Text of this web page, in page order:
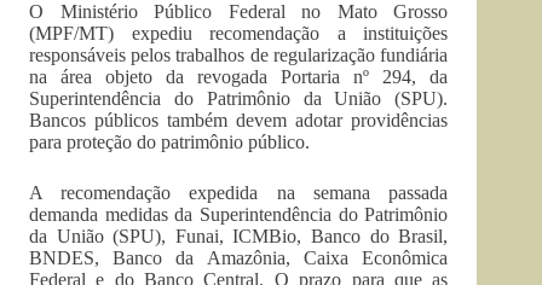
O Ministério Público Federal no Mato Grosso
(MPF/MT) expediu recomendação a instituições
responsáveis pelos trabalhos de regularização fundiária
na área objeto da revogada Portaria nº 294, da
Superintendência do Patrimônio da União (SPU).
Bancos públicos também devem adotar providências
para proteção do patrimônio público.
A recomendação expedida na semana passada
demanda medidas da Superintendência do Patrimônio
da União (SPU), Funai, ICMBio, Banco do Brasil,
BNDES, Banco da Amazônia, Caixa Econômica
Federal e do Banco Central. O prazo para que as